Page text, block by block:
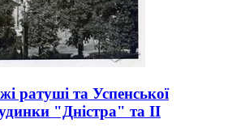
ратуші та Успенської
"Дністра" та ІІ